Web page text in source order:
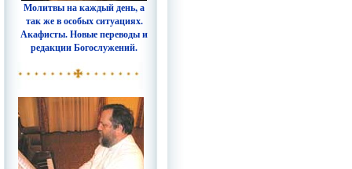
Молитвы на каждый день, а
так же в особых ситуациях.
Акафисты. Новые переводы и
редакции Богослужений.